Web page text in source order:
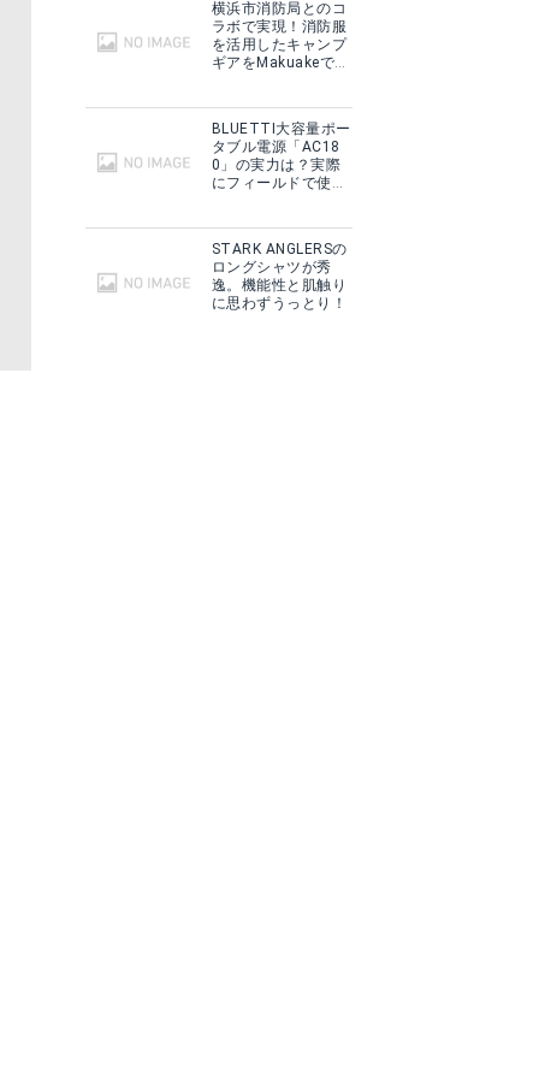
横浜市消防局とのコ
ラボで実現！消防服
を活用したキャンプ
ギアをMakuakeで予
BLUETTI大容量ポー
タブル電源「AC18
0」の実力は？実際
にフィールドで使用
STARK ANGLERSの
ロングシャツが秀
逸。機能性と肌触り
に思わずうっとり！